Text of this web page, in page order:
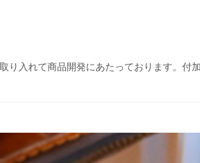
入れて商品開発にあたっております。